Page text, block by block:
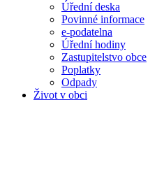
Úřední deska
Povinné informace
e-podatelna
Úřední hodiny
Zastupitelstvo obce
Poplatky
Odpady
Život v obci